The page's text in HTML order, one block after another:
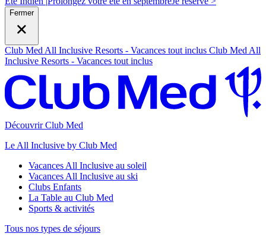
Fermer
Club Med All Inclusive Resorts - Vacances tout inclus Club Med All
Inclusive Resorts - Vacances tout inclus
Découvrir Club Med
Le All Inclusive by Club Med
Vacances All Inclusive au soleil
Vacances All Inclusive au ski
Clubs Enfants
La Table au Club Med
Sports & activités
Tous nos types de séjours